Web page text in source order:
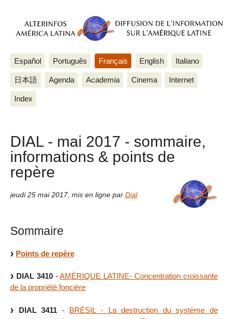
Español Português Français English Italiano
日本語 Agenda Academia Cinema Internet
Index
DIAL - mai 2017 - sommaire,
informations & points de
repère
jeudi 25 mai 2017, mis en ligne par Dial
Sommaire
Points de repère
DIAL 3410-AMÉRIQUE LATINE- Concentration croissante
de la propriété foncière
DIAL 3411 - BRÉSIL - La destruction du système de